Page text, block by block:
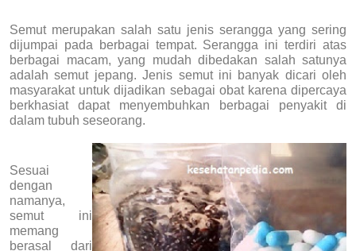
Semut merupakan salah satu jenis serangga yang sering
dijumpai pada berbagai tempat. Serangga ini terdiri atas
berbagai macam, yang mudah dibedakan salah satunya
adalah semut jepang. Jenis semut ini banyak dicari oleh
masyarakat untuk dijadikan sebagai obat karena dipercaya
berkhasiat dapat menyembuhkan berbagai penyakit di
dalam tubuh seseorang.
Sesuai
dengan
namanya,
semut ini
memang
berasal dari